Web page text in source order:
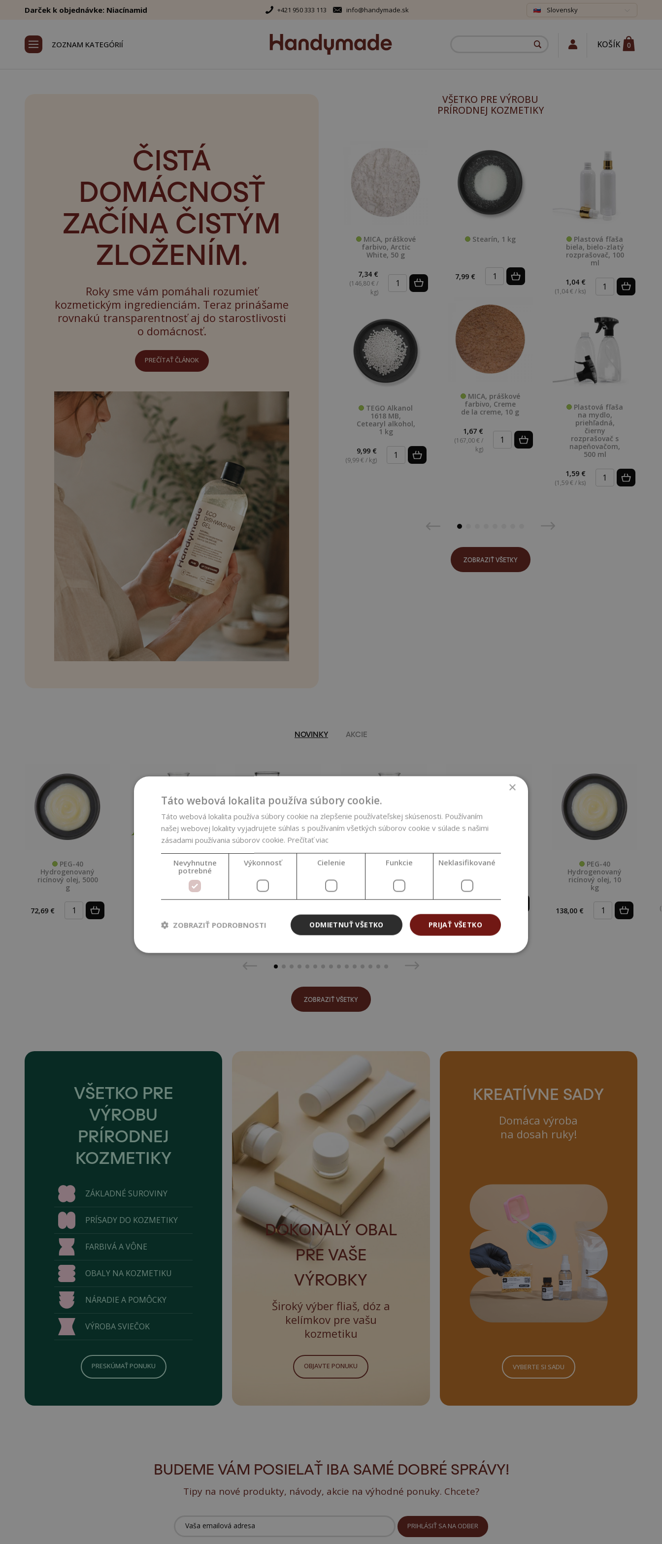
Darček k objednávke: Niacínamid +421 950 333 113 info@handymade.sk Slovensky
ZOZNAM KATEGÓRIÍ KOŠÍK 0
ČISTÁ
DOMÁCNOSŤ
ZAČÍNA ČISTÝM
ZLOŽENÍM.
Roky sme vám pomáhali rozumieť
kozmetickým ingredienciám. Teraz prinášame
rovnakú transparentnosť aj do starostlivosti
o domácnosť.
PREČÍTAŤ ČLÁNOK
VŠETKO PRE VÝROBU
PRÍRODNEJ KOZMETIKY
MICA, práškové
farbivo, Arctic
White, 50 g
7,34 €
(146,80 € /
kg)
TEGO Alkanol
1618 MB,
Cetearyl alkohol,
1 kg
9,99 €
(9,99 € / kg)
Stearín, 1 kg
7,99 €
MICA, práškové
farbivo, Creme
de la creme, 10 g
1,67 €
(167,00 € /
kg)
Plastová fľaša
biela, bielo-zlatý
rozprašovač, 100
ml
1,04 €
(1,04 € / ks)
Plastová fľaša
na mydlo,
priehľadná,
čierny
rozprašovač s
napeňovačom,
500 ml
1,59 €
(1,59 € / ks)
ZOBRAZIŤ VŠETKY
NOVINKY AKCIE
PEG-40
Hydrogenovaný
ricínový olej, 5000
g
72,69 €
Aktívny vodný
extrakt z
pagaštanu
konského BIO,
Čierna rasca
BIO, 50 ml
11,99 €
Aktívny vodný
pagaštanu
konského BIO,
Aktívny vodný
BIO, 500 ml
24,99 €
PEG-40
Hydrogenovaný
ricínový olej, 10
kg
138,00 €
ZOBRAZIŤ VŠETKY
VŠETKO PRE
VÝROBU
PRÍRODNEJ
KOZMETIKY
ZÁKLADNÉ SUROVINY
PRÍSADY DO KOZMETIKY
FARBIVÁ A VÔNE
OBALY NA KOZMETIKU
NÁRADIE A POMÔCKY
VÝROBA SVIEČOK
PRESKÚMAŤ PONUKU
DOKONALÝ OBAL
PRE VAŠE
VÝROBKY
Široký výber fliaš, dóz a
kelímkov pre vašu
kozmetiku
OBJAVTE PONUKU
KREATÍVNE SADY
Domáca výroba
na dosah ruky!
VYBERTE SI SADU
BUDEME VÁM POSIELAŤ IBA SAMÉ DOBRÉ SPRÁVY!
Tipy na nové produkty, návody, akcie na výhodné ponuky. Chcete?
×
Táto webová lokalita používa súbory cookie.
Táto webová lokalita používa súbory cookie na zlepšenie používateľskej skúsenosti. Používaním
našej webovej lokality vyjadrujete súhlas s používaním všetkých súborov cookie v súlade s našimi
zásadami používania súborov cookie. Prečítať viac
Nevyhnutne
potrebné
Výkonnosť Cielenie Funkcie Neklasifikované
PRIJAŤ VŠETKO
ODMIETNUŤ VŠETKO
ZOBRAZIŤ PODROBNOSTI